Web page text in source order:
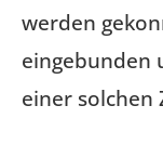
werden
eingebunden
einer solchen